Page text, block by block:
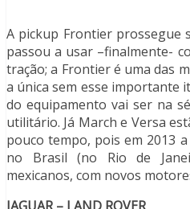
A pickup Frontier prossegue
passou a usar –finalmente-
tração; a Frontier é uma das
a única sem esse importante
do equipamento vai ser na
utilitário. Já March e Versa
pouco tempo, pois em 2013
no Brasil (no Rio de
mexicanos, com novos